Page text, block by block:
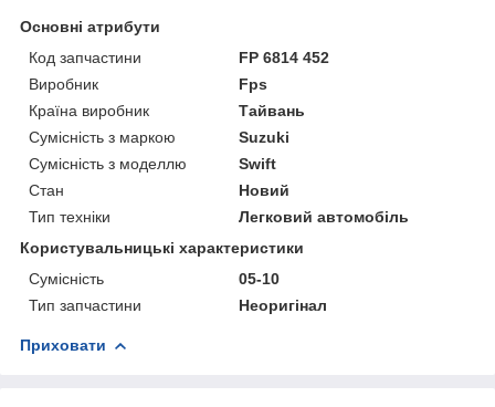
Основні атрибути
Код запчастини
FP 6814 452
Виробник
Fps
Країна виробник
Тайвань
Сумісність з маркою
Suzuki
Сумісність з моделлю
Swift
Стан
Новий
Тип техніки
Легковий автомобіль
Користувальницькі характеристики
Сумісність
05-10
Тип запчастини
Неоригінал
Приховати